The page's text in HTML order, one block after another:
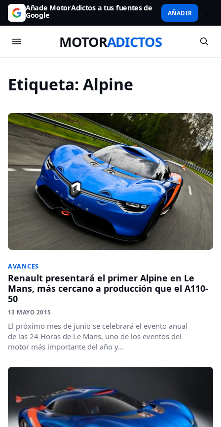
Añade MotorAdictos a tus fuentes de
Google AÑADIR
MOTORADICTOS
Etiqueta: Alpine
AVANCES
Renault presentará el primer Alpine en Le
Mans, más cercano a producción que el A110-
50
13 MAYO 2015
El próximo mes de junio se celebrará el evento anual
de las 24 Horas de Le Mans, uno de los eventos del
motor más importante del año y...